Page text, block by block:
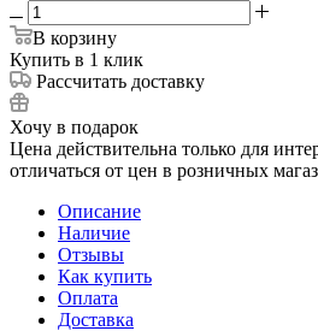
В корзину
Купить в 1 клик
Рассчитать доставку
Хочу в подарок
Цена действительна только для
отличаться от цен в розничных
Описание
Наличие
Отзывы
Как купить
Оплата
Доставка